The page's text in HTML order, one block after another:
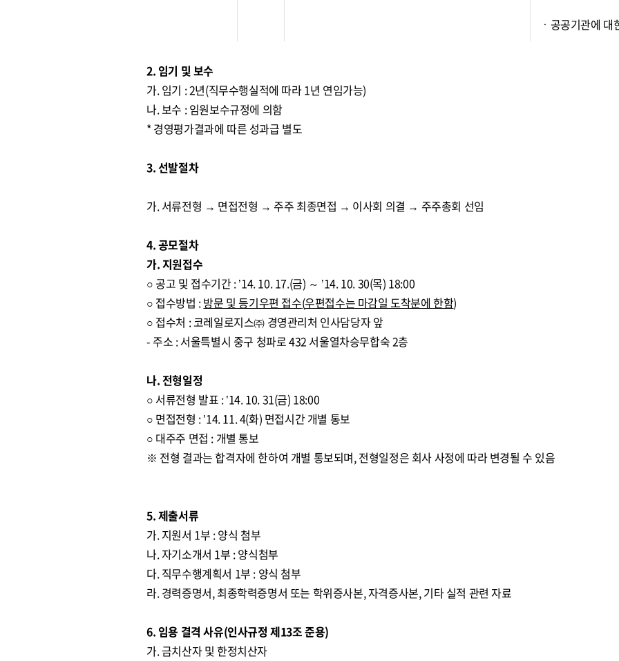
ㆍ공공기관에
2. 임기 및 보수
가. 임기 : 2년(직무수행실적에 따라 1년 연임가능)
나. 보수 : 임원보수규정에 의함
* 경영평가결과에 따른 성과급 별도
3. 선발절차
가. 서류전형 → 면접전형 → 주주 최종면접 → 이사회 의결 → 주주총회 선임
4. 공모절차
가. 지원접수
○ 공고 및 접수기간 : ’14. 10. 17.(금) ～ ’14. 10. 30(목) 18:00
○ 접수방법 :방문 및 등기우편 접수(우편접수는 마감일 도착분에 한함)
○ 접수처 : 코레일로지스㈜ 경영관리처 인사담당자 앞
- 주소 : 서울특별시 중구 청파로 432 서울열차승무합숙 2층
나. 전형일정
○ 서류전형 발표 : ’14. 10. 31(금) 18:00
○ 면접전형 : ’14. 11. 4(화) 면접시간 개별 통보
○ 대주주 면접 : 개별 통보
※ 전형 결과는 합격자에 한하여 개별 통보되며, 전형일정은 회사 사정에 따라 변경될 수 있음
5. 제출서류
가. 지원서 1부 : 양식 첨부
나. 자기소개서 1부 : 양식첨부
다. 직무수행계획서 1부 : 양식 첨부
라. 경력증명서, 최종학력증명서 또는 학위증사본, 자격증사본, 기타 실적 관련 자료
6. 임용 결격 사유(인사규정 제13조 준용)
가. 금치산자 및 한정치산자